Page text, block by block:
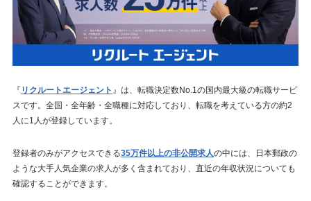
『 リクルートエージェント 』は、転職決定数No.1の国内最大級の転職サービ
スです。全国・全年齢・全職種に対応しており、転職を考えている方の約2
人に1人が登録しています。
登録者のみがアクセスできる35万件以上の非公開求人の中には、日本郵政の
ような大手人気企業の求人が多く含まれており、直近の年収状況についても
確認することができます。